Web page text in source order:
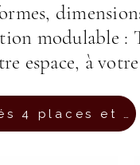
modulable :
espace, à